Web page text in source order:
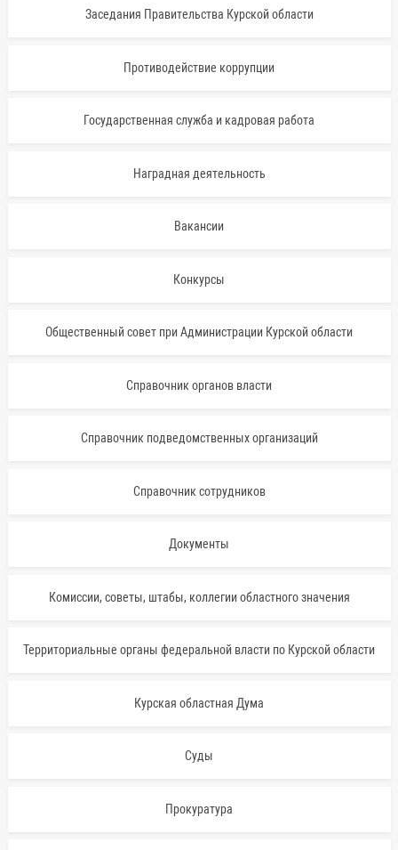
Заседания Правительства Курской области
Противодействие коррупции
Государственная служба и кадровая работа
Наградная деятельность
Вакансии
Конкурсы
Общественный совет при Администрации Курской области
Справочник органов власти
Справочник подведомственных организаций
Справочник сотрудников
Документы
Комиссии, советы, штабы, коллегии областного значения
Территориальные органы федеральной власти по Курской области
Курская областная Дума
Суды
Прокуратура